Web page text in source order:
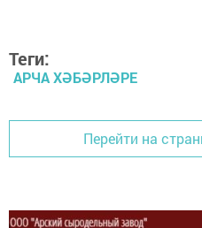
Теги:
АРЧА ХӘБӘРЛӘРЕ
Перейти на